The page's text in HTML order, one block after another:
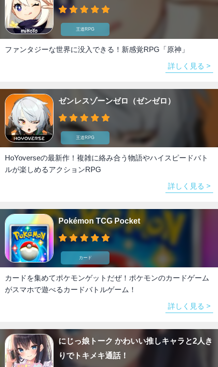
王道RPG
ファンタジーな世界に没入できる！新感覚RPG「原神」
詳しく見る >
ゼンレスゾーンゼロ（ゼンゼロ）
王道RPG
HoYoverseの最新作！複雑に絡み合う物語やハイスピードバト
ルが楽しめるアクションRPG
詳しく見る >
Pokémon TCG Pocket
カード
カードを集めてポケモンゲットだぜ！ポケモンのカードゲーム
がスマホで遊べるカードバトルゲーム！
詳しく見る >
にじっ娘トーク かわいい推しキャラと2人き
りでトキメキ通話！